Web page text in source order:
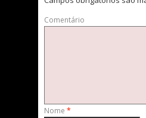
Comentário
Nome *